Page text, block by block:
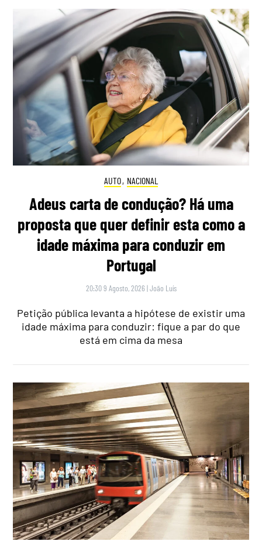
AUTO, NACIONAL
Adeus carta de condução? Há uma
proposta que quer definir esta como a
idade máxima para conduzir em
Portugal
20:30 9 Agosto, 2026 |João Luís
Petição pública levanta a hipótese de existir uma
idade máxima para conduzir: fique a par do que
está em cima da mesa